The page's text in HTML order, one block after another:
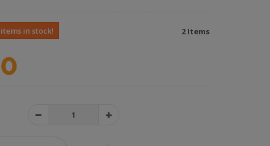
2 Items
in stock!